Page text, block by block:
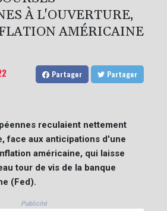
À L'OUVERTURE,
AMÉRICAINE
Partager Partager
reculaient nettement
face aux anticipations d'une
américaine, qui laisse
tour de vis de la banque
(Fed).
Publicité